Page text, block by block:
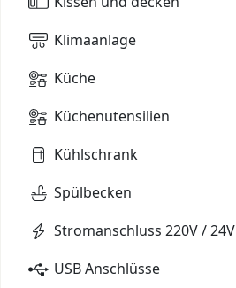
Klimaanlage
Küche
Küchenutensilien
Kühlschrank
Spülbecken
Stromanschluss 220V / 24V
USB Anschlüsse